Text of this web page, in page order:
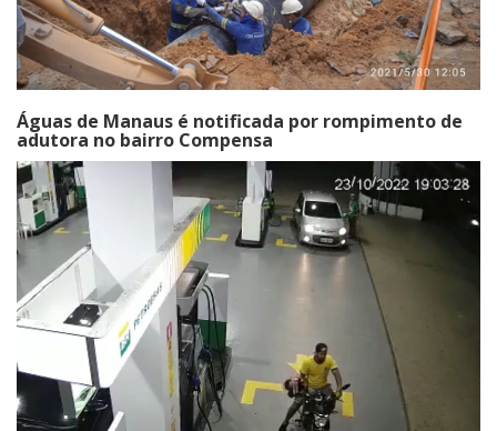
Águas de Manaus é notificada por rompimento de
adutora no bairro Compensa